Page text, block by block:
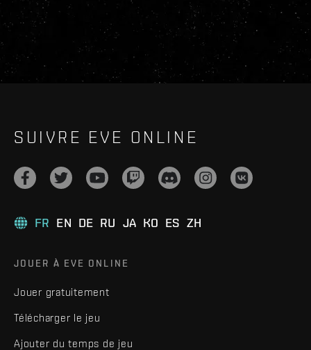
SUIVRE EVE ONLINE
FR EN DE RU JA KO ES ZH
JOUER À EVE ONLINE
Jouer gratuitement
Télécharger le jeu
Ajouter du temps de jeu